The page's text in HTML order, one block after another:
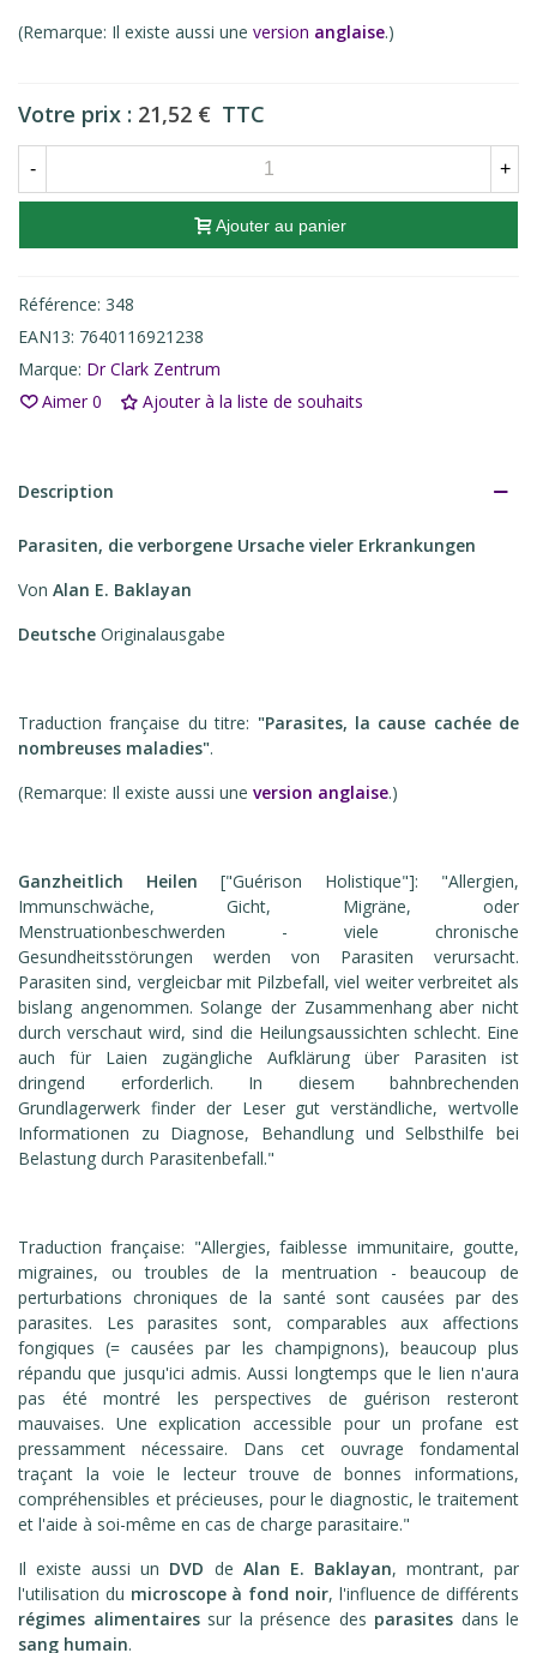
(Remarque: Il existe aussi une version anglaise.)
Votre prix : 21,52 € TTC
- +
Ajouter au panier
Référence: 348
EAN13: 7640116921238
Marque: Dr Clark Zentrum
Aimer 0 Ajouter à la liste de souhaits
Description
Parasiten, die verborgene Ursache vieler Erkrankungen
Von Alan E. Baklayan
Deutsche Originalausgabe
Traduction française du titre: "Parasites, la cause cachée de
nombreuses maladies".
(Remarque: Il existe aussi une version anglaise.)
Ganzheitlich Heilen ["Guérison Holistique"]: "Allergien,
Immunschwäche, Gicht, Migräne, oder
Menstruationbeschwerden - viele chronische
Gesundheitsstörungen werden von Parasiten verursacht.
Parasiten sind, vergleicbar mit Pilzbefall, viel weiter verbreitet als
bislang angenommen. Solange der Zusammenhang aber nicht
durch verschaut wird, sind die Heilungsaussichten schlecht. Eine
auch für Laien zugängliche Aufklärung über Parasiten ist
dringend erforderlich. In diesem bahnbrechenden
Grundlagerwerk finder der Leser gut verständliche, wertvolle
Informationen zu Diagnose, Behandlung und Selbsthilfe bei
Belastung durch Parasitenbefall."
Traduction française: "Allergies, faiblesse immunitaire, goutte,
migraines, ou troubles de la mentruation - beaucoup de
perturbations chroniques de la santé sont causées par des
parasites. Les parasites sont, comparables aux affections
fongiques (= causées par les champignons), beaucoup plus
répandu que jusqu'ici admis. Aussi longtemps que le lien n'aura
pas été montré les perspectives de guérison resteront
mauvaises. Une explication accessible pour un profane est
pressamment nécessaire. Dans cet ouvrage fondamental
traçant la voie le lecteur trouve de bonnes informations,
compréhensibles et précieuses, pour le diagnostic, le traitement
et l'aide à soi-même en cas de charge parasitaire."
Il existe aussi un DVD de Alan E. Baklayan, montrant, par
l'utilisation du microscope à fond noir, l'influence de différents
régimes alimentairessur la présence des parasites dans le
sang humain.